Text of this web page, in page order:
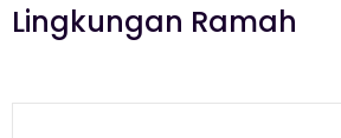
Lingkungan Ramah